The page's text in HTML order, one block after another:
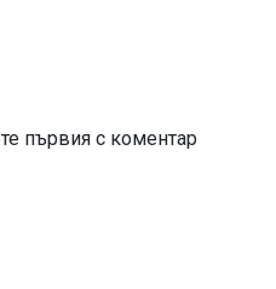
първия с коментар